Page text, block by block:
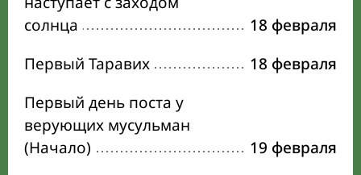
солнца
18 февраля
Первый Таравих
18 февраля
Первый день поста у
верующих мусульман
(Начало)
19 февраля